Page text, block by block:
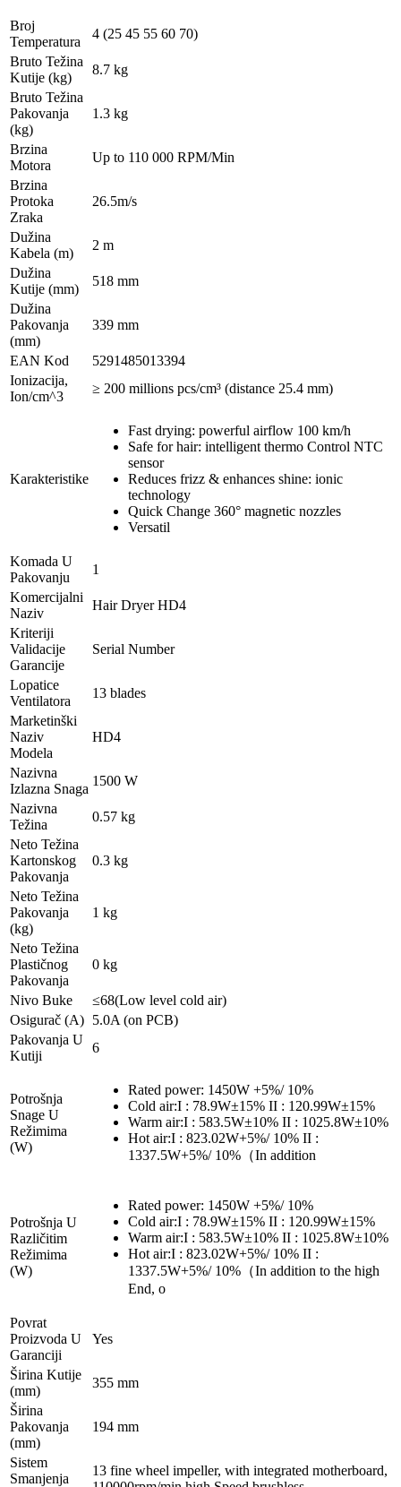
Broj
Temperatura
4 (25 45 55 60 70)
Bruto Težina
Kutije (kg)
8.7 kg
Bruto Težina
Pakovanja
(kg)
1.3 kg
Brzina
Motora
Up to 110 000 RPM/Min
Brzina
Protoka
Zraka
26.5m/s
Dužina
Kabela (m)
2 m
Dužina
Kutije (mm)
518 mm
Dužina
Pakovanja
(mm)
339 mm
EAN Kod
5291485013394
Ionizacija,
Ion/cm^3
≥ 200 millions pcs/cm³ (distance 25.4 mm)
Karakteristike
Fast drying: powerful airflow 100 km/h
Safe for hair: intelligent thermo Control NTC
sensor
Reduces frizz & enhances shine: ionic
technology
Quick Change 360° magnetic nozzles
Versatil
Komada U
Pakovanju
1
Komercijalni
Naziv
Hair Dryer HD4
Kriteriji
Validacije
Garancije
Serial Number
Lopatice
Ventilatora
13 blades
Marketinški
Naziv
Modela
HD4
Nazivna
Izlazna Snaga
1500 W
Nazivna
Težina
0.57 kg
Neto Težina
Kartonskog
Pakovanja
0.3 kg
Neto Težina
Pakovanja
(kg)
1 kg
Neto Težina
Plastičnog
Pakovanja
0 kg
Nivo Buke
≤68(Low level cold air)
Osigurač (A) 5.0A (on PCB)
Pakovanja U
Kutiji
6
Potrošnja
Snage U
Režimima
(W)
Rated power: 1450W +5%/ 10%
Cold air:I : 78.9W±15% II : 120.99W±15%
Warm air:I : 583.5W±10% II : 1025.8W±10%
Hot air:I : 823.02W+5%/ 10% II :
1337.5W+5%/ 10%（In addition
Potrošnja U
Različitim
Režimima
(W)
Rated power: 1450W +5%/ 10%
Cold air:I : 78.9W±15% II : 120.99W±15%
Warm air:I : 583.5W±10% II : 1025.8W±10%
Hot air:I : 823.02W+5%/ 10% II :
1337.5W+5%/ 10%（In addition to the high
End, o
Povrat
Proizvoda U
Garanciji
Yes
Širina Kutije
(mm)
355 mm
Širina
Pakovanja
(mm)
194 mm
Sistem
Smanjenja
13 fine wheel impeller, with integrated motherboard,